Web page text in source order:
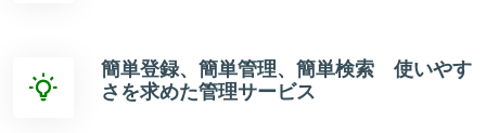
簡単登録、簡単管理、簡単検索 使いやす
さを求めた管理サービス